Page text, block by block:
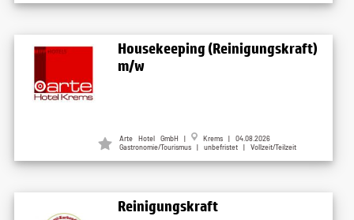
Housekeeping (Reinigungskraft)
m/w
Arte Hotel GmbH |
Krems | 04.08.2026
Gastronomie/Tourismus | unbefristet | Vollzeit/Teilzeit
Reinigungskraft